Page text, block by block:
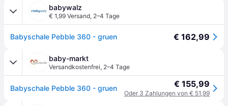
babywalz
€ 1,99 Versand, 2–4 Tage
Babyschale Pebble 360 - gruen € 162,99
baby-markt
Versandkostenfrei, 2–4 Tage
Babyschale Pebble 360 - gruen € 155,99
Oder 3 Zahlungen von € 51,99